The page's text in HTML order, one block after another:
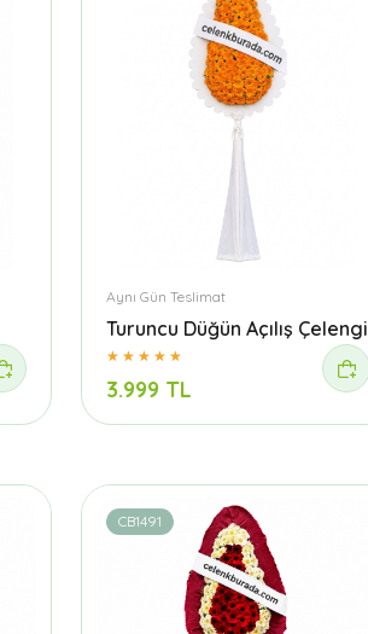
Aynı Gün Teslimat
Turuncu Düğün Açılış Çelengi
3.999 TL
CB1491